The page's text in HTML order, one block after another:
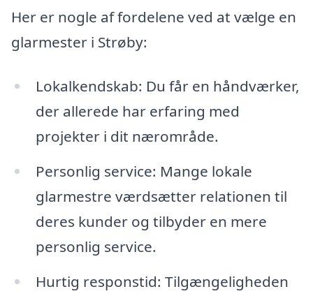
Her er nogle af fordelene ved at vælge en
glarmester i Strøby:
Lokalkendskab: Du får en håndværker,
der allerede har erfaring med
projekter i dit nærområde.
Personlig service: Mange lokale
glarmestre værdsætter relationen til
deres kunder og tilbyder en mere
personlig service.
Hurtig responstid: Tilgængeligheden